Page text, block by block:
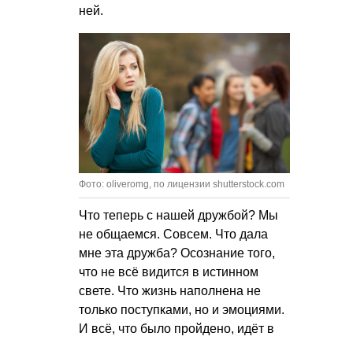
ней.
Фото: oliveromg, по лицензии shutterstock.com
Что теперь с нашей дружбой? Мы
не общаемся. Совсем. Что дала
мне эта дружба? Осознание того,
что не всё видится в истинном
свете. Что жизнь наполнена не
только поступками, но и эмоциями.
И всё, что было пройдено, идёт в